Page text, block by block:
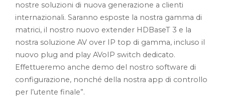
nostre soluzioni di nuova generazione a clienti
internazionali. Saranno esposte la nostra gamma di
matrici, il nostro nuovo extender HDBaseT 3 e la
nostra soluzione AV over IP top di gamma, incluso il
nuovo plug and play AVoIP switch dedicato.
Effettueremo anche demo del nostro software di
configurazione, nonché della nostra app di controllo
per l’utente finale”.